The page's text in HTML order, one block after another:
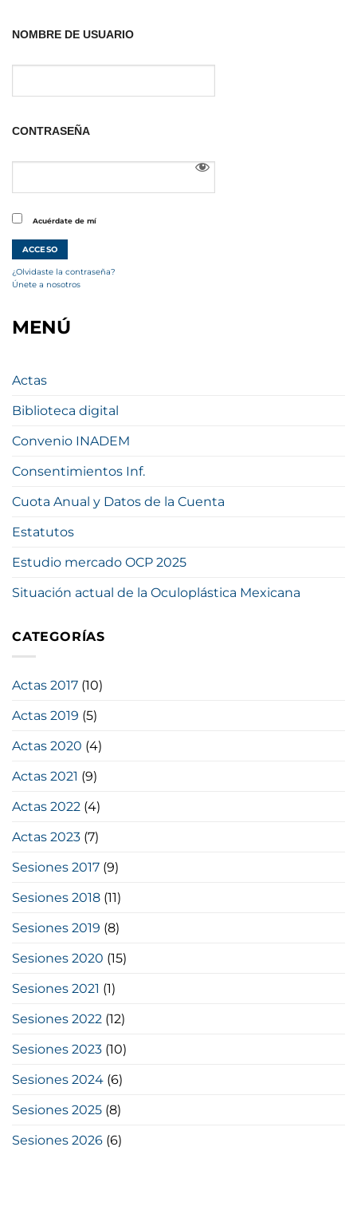
NOMBRE DE USUARIO
CONTRASEÑA
Acuérdate de mí
¿Olvidaste la contraseña?
Únete a nosotros
MENÚ
Actas
Biblioteca digital
Convenio INADEM
Consentimientos Inf.
Cuota Anual y Datos de la Cuenta
Estatutos
Estudio mercado OCP 2025
Situación actual de la Oculoplástica Mexicana
CATEGORÍAS
Actas 2017 (10)
Actas 2019 (5)
Actas 2020 (4)
Actas 2021 (9)
Actas 2022 (4)
Actas 2023 (7)
Sesiones 2017 (9)
Sesiones 2018 (11)
Sesiones 2019 (8)
Sesiones 2020 (15)
Sesiones 2021 (1)
Sesiones 2022 (12)
Sesiones 2023 (10)
Sesiones 2024 (6)
Sesiones 2025 (8)
Sesiones 2026 (6)